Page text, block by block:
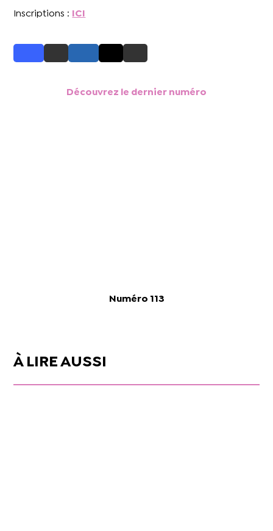
Inscriptions : ICI
Découvrez le dernier numéro
Numéro 113
À LIRE AUSSI